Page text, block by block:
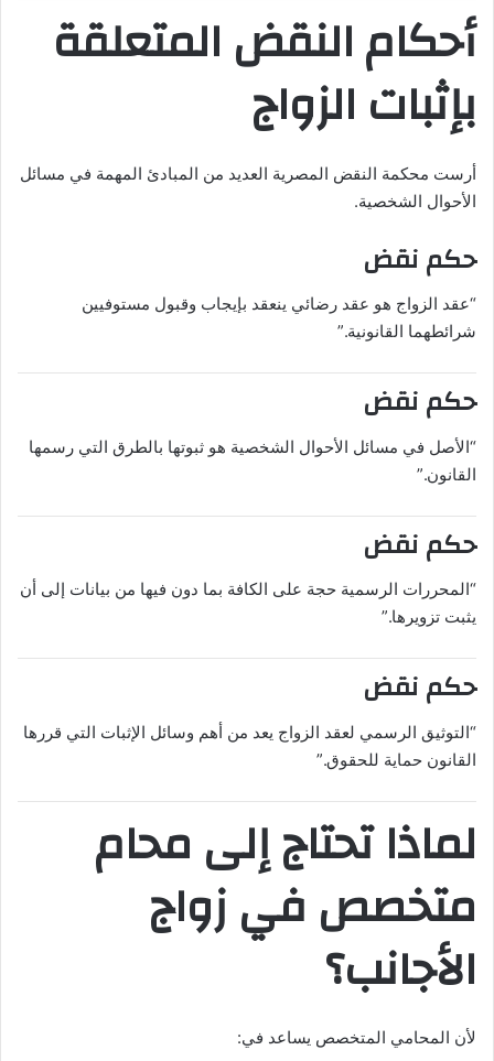
أحكام النقض المتعلقة
بإثبات الزواج
أرست محكمة النقض المصرية العديد من المبادئ المهمة في مسائل
الأحوال الشخصية.
حكم نقض
“عقد الزواج هو عقد رضائي ينعقد بإيجاب وقبول مستوفيين
شرائطهما القانونية.”
حكم نقض
“الأصل في مسائل الأحوال الشخصية هو ثبوتها بالطرق التي رسمها
القانون.”
حكم نقض
“المحررات الرسمية حجة على الكافة بما دون فيها من بيانات إلى أن
يثبت تزويرها.”
حكم نقض
“التوثيق الرسمي لعقد الزواج يعد من أهم وسائل الإثبات التي قررها
القانون حماية للحقوق.”
لماذا تحتاج إلى محام
متخصص في زواج
الأجانب؟
لأن المحامي المتخصص يساعد في: